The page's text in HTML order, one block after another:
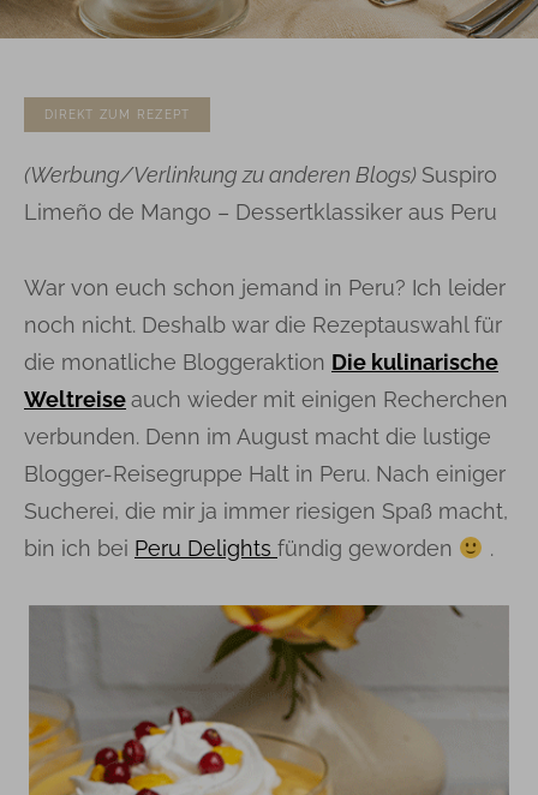
DIREKT ZUM REZEPT
(Werbung/Verlinkung zu anderen Blogs) Suspiro
Limeño de Mango – Dessertklassiker aus Peru
War von euch schon jemand in Peru? Ich leider
noch nicht. Deshalb war die Rezeptauswahl für
die monatliche Bloggeraktion Die kulinarische
Weltreiseauch wieder mit einigen Recherchen
verbunden. Denn im August macht die lustige
Blogger-Reisegruppe Halt in Peru. Nach einiger
Sucherei, die mir ja immer riesigen Spaß macht,
bin ich bei Peru Delights fündig geworden .